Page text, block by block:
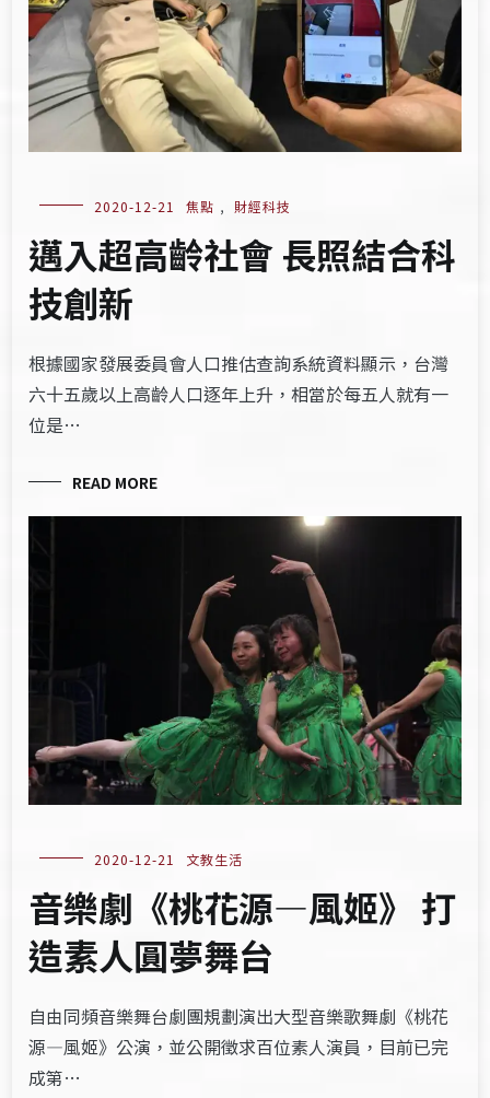
2020-12-21 焦點 , 財經科技
邁入超高齡社會 長照結合科
技創新
根據國家發展委員會人口推估查詢系統資料顯示，台灣
六十五歲以上高齡人口逐年上升，相當於每五人就有一
位是…
READ MORE
2020-12-21 文教生活
音樂劇《桃花源—風姬》 打
造素人圓夢舞台
自由同頻音樂舞台劇團規劃演出大型音樂歌舞劇《桃花
源—風姬》公演，並公開徵求百位素人演員，目前已完
成第…